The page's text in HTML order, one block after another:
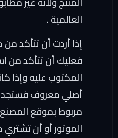
العالمية .
إذا أردت أن تتأكد من
فعليك أن تتأكد من
المكتوب عليه وإذا
أصلي معروف فستجد
مربوط بموقع المصنع
الموتور أو أن